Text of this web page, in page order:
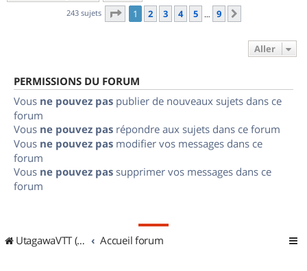
243 sujets Page 1sur
1 2 3 4 5 … 9
Aller
PERMISSIONS DU FORUM
Vous ne pouvez pas publier de nouveaux sujets dans ce
forum
Vous ne pouvez pas répondre aux sujets dans ce forum
Vous ne pouvez pas modifier vos messages dans ce
forum
Vous ne pouvez pas supprimer vos messages dans ce
forum
UtagawaVTT (Randos VTT et VTTAE avec traces GPS) Accueil forum